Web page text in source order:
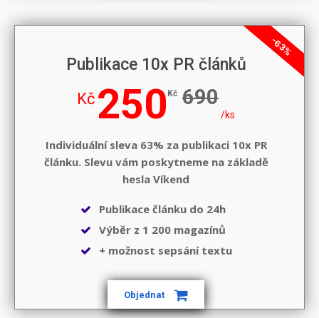
-63%
Publikace 10x PR článků
Kč 250 Kč 690
/ks
Individuální sleva 63% za publikaci 10x PR
článku. Slevu vám poskytneme na základě
hesla Víkend
Publikace článku do 24h
Výběr z 1 200 magazínů
+ možnost sepsání textu
Objednat